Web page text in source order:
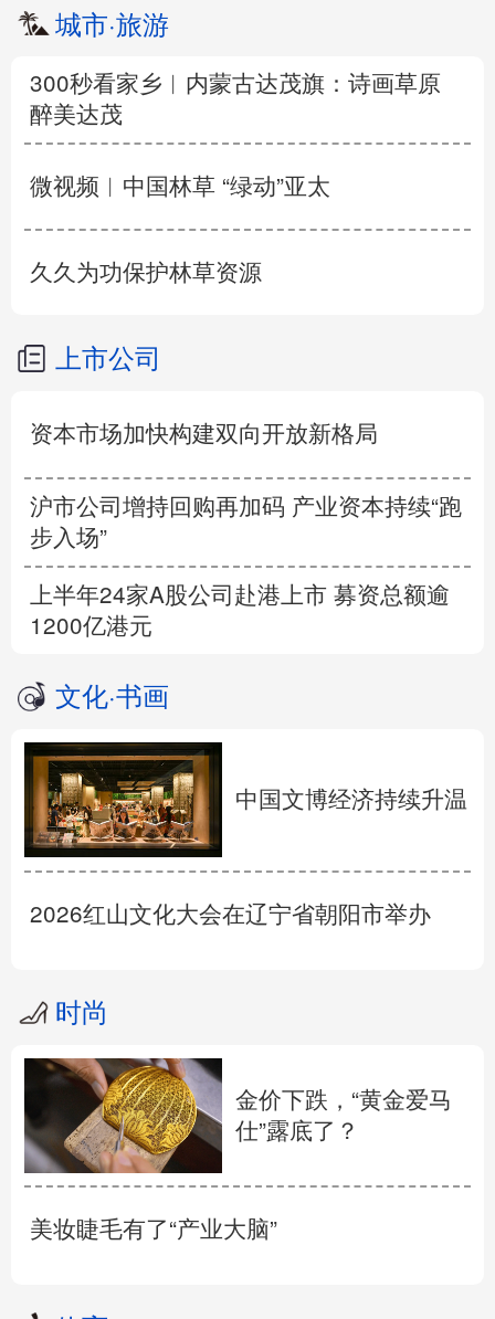
城市·旅游
300秒看家乡︱内蒙古达茂旗：诗画草原
醉美达茂
微视频︱中国林草 “绿动”亚太
久久为功保护林草资源
上市公司
资本市场加快构建双向开放新格局
沪市公司增持回购再加码 产业资本持续“跑
步入场”
上半年24家A股公司赴港上市 募资总额逾
1200亿港元
文化·书画
中国文博经济持续升温
2026红山文化大会在辽宁省朝阳市举办
时尚
金价下跌，“黄金爱马
仕”露底了？
美妆睫毛有了“产业大脑”